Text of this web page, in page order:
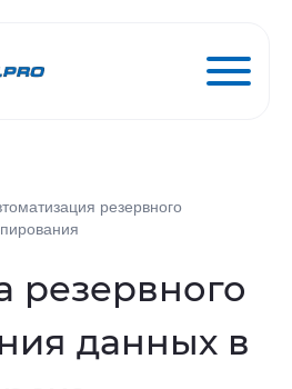
резервного
резервного
данных в